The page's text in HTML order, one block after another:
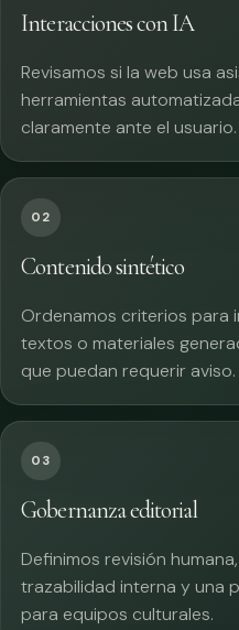
Interacciones con IA
Revisamos si la web usa
herramientas
claramente ante el usuario.
02
Contenido sintético
Ordenamos criterios para
textos o materiales
que puedan requerir aviso.
03
Gobernanza editorial
Definimos revisión
trazabilidad interna y una
para equipos culturales.